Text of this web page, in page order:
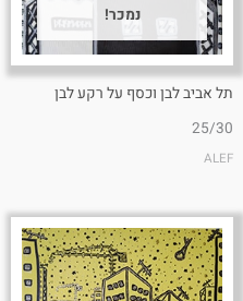
נמכר!
תל אביב לבן וכסף על רקע לבן
25/30
ALEF